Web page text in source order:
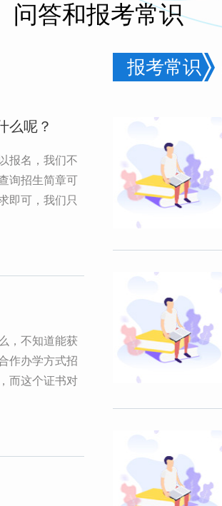
问答和报考常识
么呢？
报名，我们不
询招生简章可
即可，我们只
，不知道能获
作办学方式招
而这个证书对
报考常识